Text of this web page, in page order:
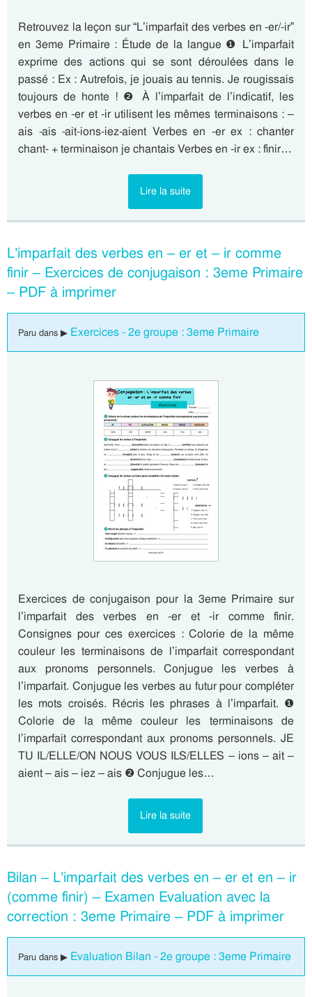
Retrouvez la leçon sur “L’imparfait des verbes en -er/-ir”
en 3eme Primaire : Étude de la langue ❶ L’imparfait
exprime des actions qui se sont déroulées dans le
passé : Ex : Autrefois, je jouais au tennis. Je rougissais
toujours de honte ! ❷ À l’imparfait de l’indicatif, les
verbes en -er et -ir utilisent les mêmes terminaisons : –
ais -ais -ait-ions-iez-aient Verbes en -er ex : chanter
chant- + terminaison je chantais Verbes en -ir ex : finir…
Lire la suite
L’imparfait des verbes en – er et – ir comme
finir – Exercices de conjugaison : 3eme Primaire
– PDF à imprimer
Paru dans ▶ Exercices - 2e groupe : 3eme Primaire
Exercices de conjugaison pour la 3eme Primaire sur
l’imparfait des verbes en -er et -ir comme finir.
Consignes pour ces exercices : Colorie de la même
couleur les terminaisons de l’imparfait correspondant
aux pronoms personnels. Conjugue les verbes à
l’imparfait. Conjugue les verbes au futur pour compléter
les mots croisés. Récris les phrases à l’imparfait. ❶
Colorie de la même couleur les terminaisons de
l’imparfait correspondant aux pronoms personnels. JE
TU IL/ELLE/ON NOUS VOUS ILS/ELLES – ions – ait –
aient – ais – iez – ais ❷ Conjugue les…
Lire la suite
Bilan – L’imparfait des verbes en – er et en – ir
(comme finir) – Examen Evaluation avec la
correction : 3eme Primaire – PDF à imprimer
Paru dans ▶ Evaluation Bilan - 2e groupe : 3eme Primaire